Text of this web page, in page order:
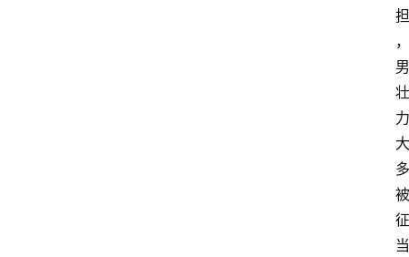
担
，
男
壮
力
大
多
被
征
当